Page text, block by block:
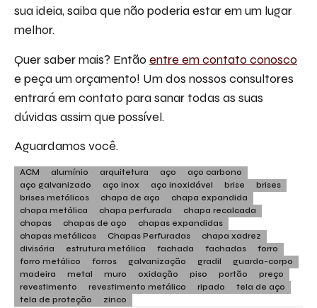
sua ideia, saiba que não poderia estar em um lugar
melhor.
Quer saber mais? Então entre em contato conosco
e peça um orçamento! Um dos nossos consultores
entrará em contato para sanar todas as suas
dúvidas assim que possível.
Aguardamos você.
ACM alumínio arquitetura aço
aço carbono
aço galvanizado
aço inox aço inoxidável brise
brises
brises metálicos
chapa de aço
chapa expandida
chapa metálica
chapa perfurada
chapa recalcada
chapas
chapas de aço
chapas expandidas
chapas metálicas
Chapas Perfuradas
chapa xadrez
divisória
estrutura metálica fachada fachadas
forro
forro metálico
forros galvanização gradil
guarda-corpo
madeira
metal muro oxidação piso portão
preço
revestimento
revestimento metálico ripado
tela de aço
tela de proteção
zinco